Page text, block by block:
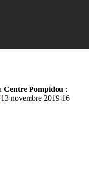
Centre Pompidou :
novembre 2019-16